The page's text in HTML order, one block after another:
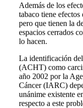
Además de los
tabaco tiene
pero que tienen la
espacios cerrados
lo hacen.
La identificación
(ACHT) como
año 2002 por la
Cáncer (IARC)
unánime existente
respecto a este